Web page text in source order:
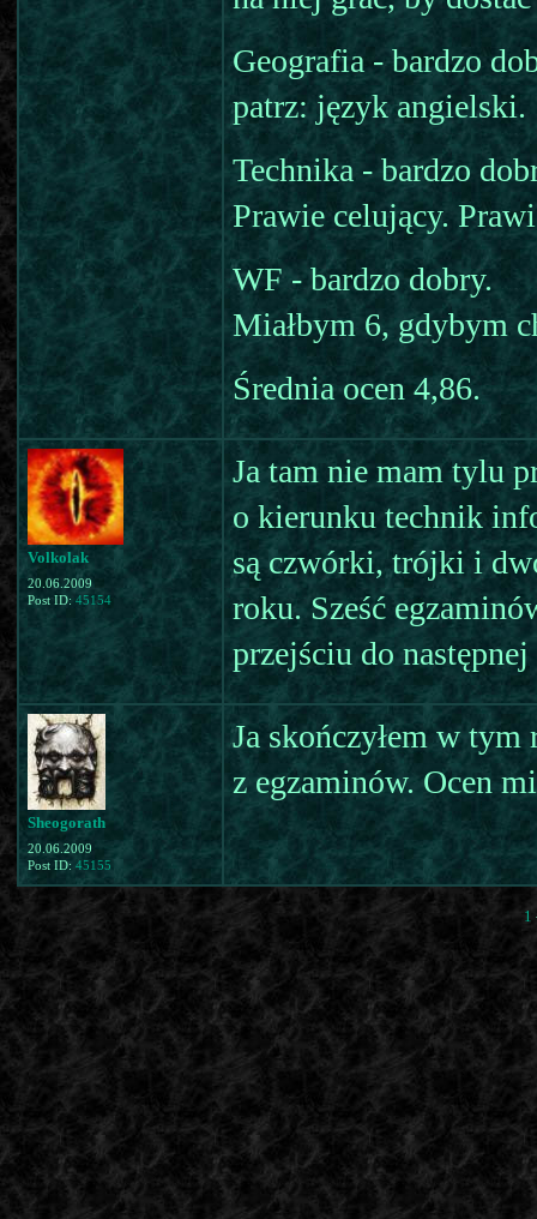
Geografia - bardzo
patrz: język angielski.
Technika - bardzo
Prawie celujący.
WF - bardzo dobry.
Miałbym 6, gdybym
Średnia ocen 4,86.
Volkolak
20.06.2009
Post ID: 45154
Ja tam nie mam tylu
o kierunku technik
są czwórki, trójki i
roku. Sześć
przejściu do
Sheogorath
20.06.2009
Post ID: 45155
Ja skończyłem w
z egzaminów. Ocen
1